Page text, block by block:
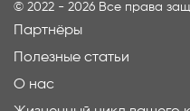
© 2022 - 2026 Все права
Партнёры
Полезные статьи
О нас